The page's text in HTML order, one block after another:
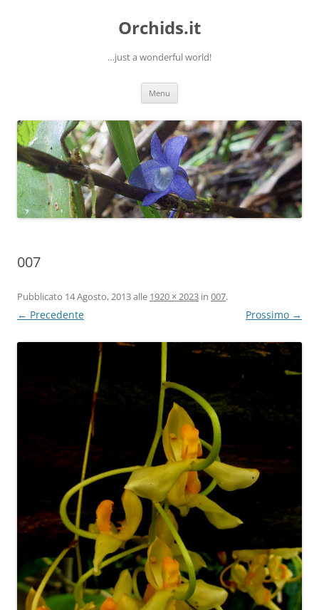
Orchids.it
…just a wonderful world!
Menu
007
Pubblicato 14 Agosto, 2013alle 1920 × 2023 in 007.
← Precedente Prossimo →